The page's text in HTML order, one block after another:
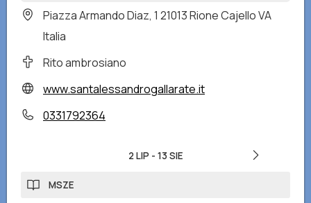
Piazza Armando Diaz, 1 21013 Rione Cajello VA
Italia
Rito ambrosiano
www.santalessandrogallarate.it
0331792364
2 LIP - 13 SIE
MSZE